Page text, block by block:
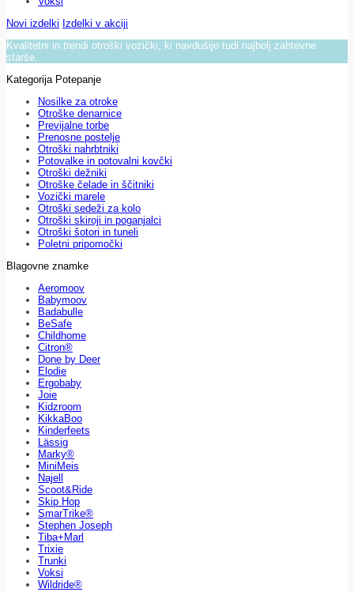
Novi izdelki Izdelki v akciji
Kvalitetni in trendi otroški vozički, ki navdušijo tudi najbolj zahtevne
starše.
Kategorija Potepanje
Nosilke za otroke
Otroške denarnice
Previjalne torbe
Prenosne postelje
Otroški nahrbtniki
Potovalke in potovalni kovčki
Otroški dežniki
Otroške čelade in ščitniki
Vozički marele
Otroški sedeži za kolo
Otroški skiroji in poganjalci
Otroški šotori in tuneli
Poletni pripomočki
Blagovne znamke
Aeromoov
Babymoov
Badabulle
BeSafe
Childhome
Citron®
Done by Deer
Elodie
Ergobaby
Joie
Kidzroom
KikkaBoo
Kinderfeets
Lässig
Marky®
MiniMeis
Najell
Scoot&Ride
Skip Hop
SmarTrike®
Stephen Joseph
Tiba+Marl
Trixie
Trunki
Voksi
Wildride®